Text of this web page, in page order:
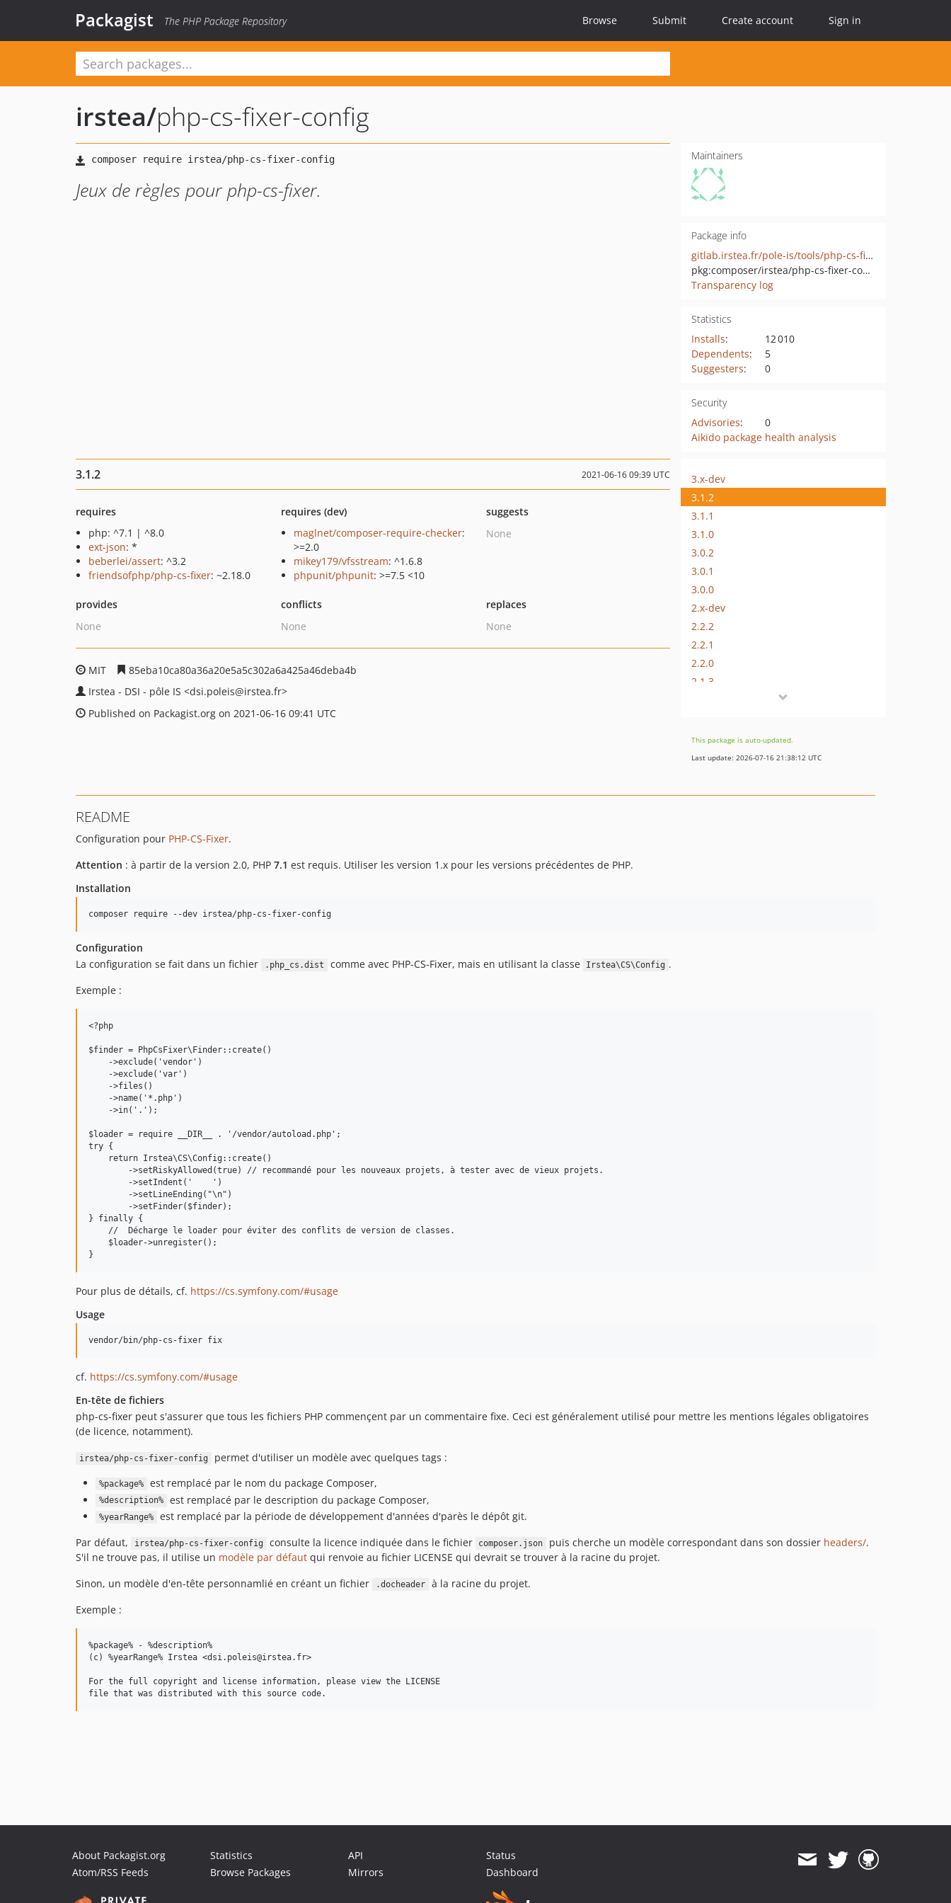
Packagist The PHP Package Repository Browse Submit Create account Sign in
irstea/php-cs-fixer-config
Jeux de règles pour php-cs-fixer.
Maintainers
Package info
gitlab.irstea.fr/pole-is/tools/php-cs-fixer-config.git
pkg:composer/irstea/php-cs-fixer-config
Transparency log
Statistics
Installs:
12 010
Dependents:
5
Suggesters: 0
Security
Advisories:
0
Aikido package health analysis
3.1.2 2021-06-16 09:39 UTC
requires
php: ^7.1 | ^8.0
ext-json: *
beberlei/assert: ^3.2
friendsofphp/php-cs-fixer: ~2.18.0
requires (dev)
maglnet/composer-require-checker:
>=2.0
mikey179/vfsstream: ^1.6.8
phpunit/phpunit: >=7.5 <10
suggests
None
provides
None
conflicts
None
replaces
None
MIT
85eba10ca80a36a20e5a5c302a6a425a46deba4b
Irstea - DSI - pôle IS <dsi.poleis@irstea.fr>
Published on Packagist.org on 2021-06-16 09:41 UTC
3.x-dev
3.1.2
3.1.1
3.1.0
3.0.2
3.0.1
3.0.0
2.x-dev
2.2.2
2.2.1
2.2.0
2.1.3
2.1.0
2.0.0
This package is auto-updated.
Last update: 2026-07-16 21:38:12 UTC
README
Configuration pour PHP-CS-Fixer.
Attention : à partir de la version 2.0, PHP 7.1 est requis. Utiliser les version 1.x pour les versions précédentes de PHP.
Installation
Configuration
La configuration se fait dans un fichier
.php_cs.dist comme avec PHP-CS-Fixer, mais en utilisant la classe Irstea\CS\Config .
Exemple :
<?php
$finder = PhpCsFixer\Finder::create()
    ->exclude('vendor')
    ->exclude('var')
    ->files()
    ->name('*.php')
    ->in('.');
$loader = require __DIR__ . '/vendor/autoload.php';
try {
    return Irstea\CS\Config::create()
        ->setRiskyAllowed(true) // recommandé pour les nouveaux projets, à tester avec de vieux projets.
        ->setIndent('    ')
        ->setLineEnding("\n")
        ->setFinder($finder);
} finally {
    //  Décharge le loader pour éviter des conflits de version de classes.
    $loader->unregister();
Pour plus de détails, cf. https://cs.symfony.com/#usage
Usage
cf. https://cs.symfony.com/#usage
En-tête de fichiers
php-cs-fixer peut s'assurer que tous les fichiers PHP commençent par un commentaire fixe. Ceci est généralement utilisé pour mettre les mentions légales obligatoires
(de licence, notamment).
irstea/php-cs-fixer-config permet d'utiliser un modèle avec quelques tags :
%package% est remplacé par le nom du package Composer,
%description% est remplacé par le description du package Composer,
%yearRange%
est remplacé par la période de développement d'années d'parès le dépôt git.
Par défaut,
irstea/php-cs-fixer-config consulte la licence indiquée dans le fichier composer.json puis cherche un modèle correspondant dans son dossier headers/.
S'il ne trouve pas, il utilise un modèle par défaut qui renvoie au fichier LICENSE qui devrait se trouver à la racine du projet.
Sinon, un modèle d'en-tête personnamlié en créant un fichier
.docheader
à la racine du projet.
Exemple :
%package% - %description%
(c) %yearRange% Irstea <dsi.poleis@irstea.fr>
For the full copyright and license information, please view the LICENSE
About Packagist.org
Atom/RSS Feeds
Statistics
Browse Packages
API
Mirrors
Status
Dashboard